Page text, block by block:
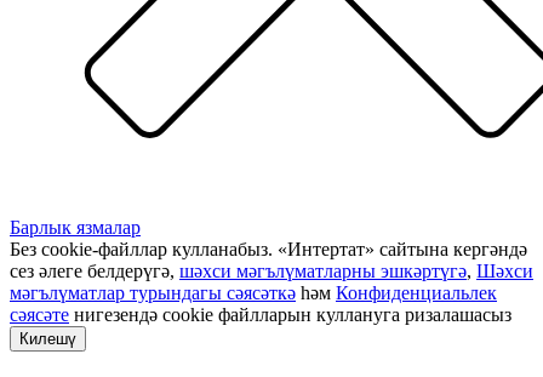
Барлык язмалар
Без cookie-файллар кулланабыз. «Интертат» сайтына кергәндә
сез әлеге белдерүгә, шәхси мәгълүматларны эшкәртүгә, Шәхси
мәгълүматлар турындагы сәясәткә һәм Конфиденциальлек
сәясәте нигезендә cookie файлларын куллануга ризалашасыз
Килешү